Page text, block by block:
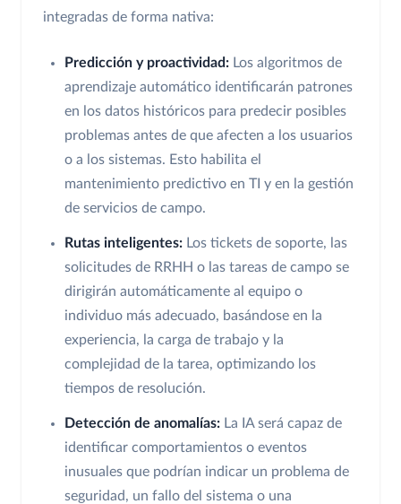
integradas de forma nativa:
Predicción y proactividad: Los algoritmos de
aprendizaje automático identificarán patrones
en los datos históricos para predecir posibles
problemas antes de que afecten a los usuarios
o a los sistemas. Esto habilita el
mantenimiento predictivo en TI y en la gestión
de servicios de campo.
Rutas inteligentes: Los tickets de soporte, las
solicitudes de RRHH o las tareas de campo se
dirigirán automáticamente al equipo o
individuo más adecuado, basándose en la
experiencia, la carga de trabajo y la
complejidad de la tarea, optimizando los
tiempos de resolución.
Detección de anomalías: La IA será capaz de
identificar comportamientos o eventos
inusuales que podrían indicar un problema de
seguridad, un fallo del sistema o una